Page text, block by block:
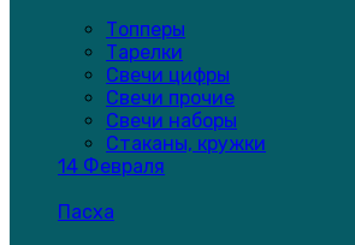
Топперы
Тарелки
Свечи цифры
Свечи прочие
Свечи наборы
Стаканы, кружки
14 Февраля
Пасха